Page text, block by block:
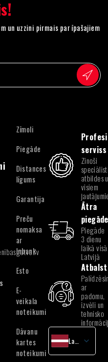
un uzzini pirmais par īpašajiem
Zīmoli
Piegāde
Distances
līgums
Garantija
Preču
nomaksa
ar
Inbank
Esto
E-
veikala
noteikumi
Dāvanu
kartes
noteikumi
serviss
Zinoši
atbildes
visiem
Ātra
piegāde
Piegāde
3 dienu
laikā visā
Latvijā
ar
padomu,
izvēli un
tehnisko
English